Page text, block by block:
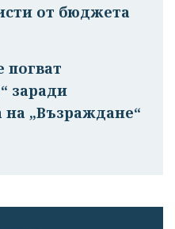
от бюджета
погват
заради
„Възраждане“